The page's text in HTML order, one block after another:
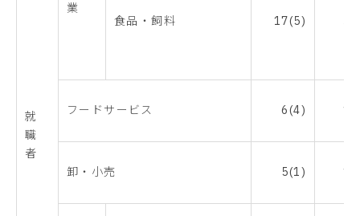
就
職
者
業
食品・飼料 17(5)
フードサービス 6(4)
卸・小売 5(1)